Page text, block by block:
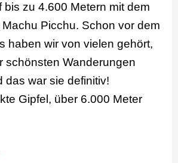
bis zu 4.600 Metern mit dem
Picchu. Schon vor dem
haben wir von vielen gehört,
schönsten Wanderungen
das war sie definitiv!
Gipfel, über 6.000 Meter